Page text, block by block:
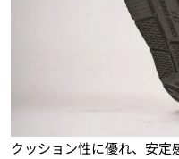
クッション性に優れ、安